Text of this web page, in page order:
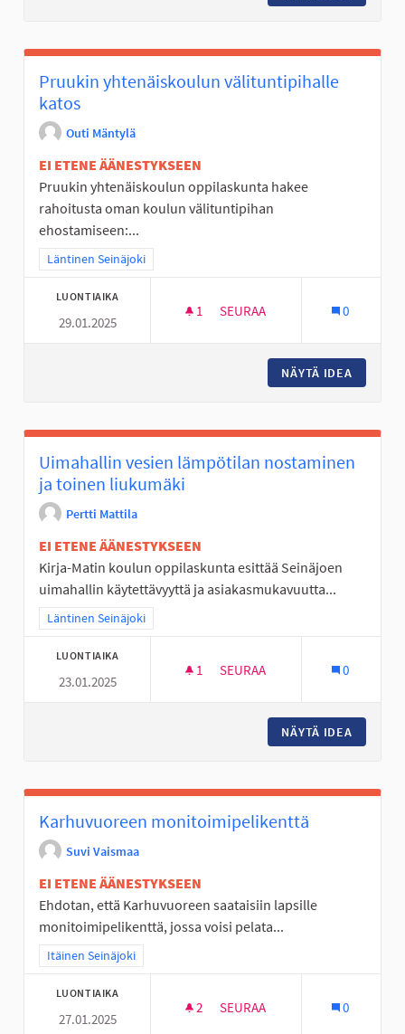
Pruukin yhtenäiskoulun välituntipihalle
katos
Outi Mäntylä
EI ETENE ÄÄNESTYKSEEN
Pruukin yhtenäiskoulun oppilaskunta hakee
rahoitusta oman koulun välituntipihan
ehostamiseen:...
Rajaa tulokset teeman mukaan: Läntinen Seinäjoki
Läntinen Seinäjoki
LUONTIAIKA
29.01.2025
1 1 SEURAAJA
SEURAA 0
NÄYTÄ IDEA
Uimahallin vesien lämpötilan nostaminen
ja toinen liukumäki
Pertti Mattila
EI ETENE ÄÄNESTYKSEEN
Kirja-Matin koulun oppilaskunta esittää Seinäjoen
uimahallin käytettävyyttä ja asiakasmukavuutta...
Rajaa tulokset teeman mukaan: Läntinen Seinäjoki
Läntinen Seinäjoki
LUONTIAIKA
23.01.2025
1 1 SEURAAJA
SEURAA 0
NÄYTÄ IDEA
Karhuvuoreen monitoimipelikenttä
Suvi Vaismaa
EI ETENE ÄÄNESTYKSEEN
Ehdotan, että Karhuvuoreen saataisiin lapsille
monitoimipelikenttä, jossa voisi pelata...
Rajaa tulokset teeman mukaan: Itäinen Seinäjoki
Itäinen Seinäjoki
LUONTIAIKA
27.01.2025
2 2 SEURAAJAA
SEURAA 0